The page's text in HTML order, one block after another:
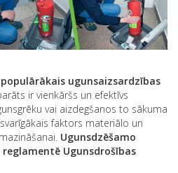
ugunsaizsardzības
ir vienkāršs un efektīvs
vai aizdegšanos to sākuma
faktors materiālo un
Ugunsdzēšamo
Ugunsdrošības